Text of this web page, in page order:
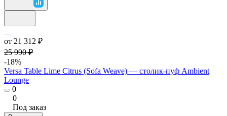
от 21 312 ₽
25 990 ₽
-18%
Versa Table Lime Citrus (Sofa Weave) — столик-пуф Ambient
Lounge
0
0
Под заказ